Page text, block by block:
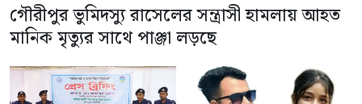
গৌরীপুর ভুমিদস্যু রাসেলের সন্ত্রাসী হামলায় আহত
মানিক মৃত্যুর সাথে পাঞ্জা লড়ছে